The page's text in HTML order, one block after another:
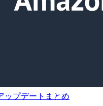
ップデートまとめ